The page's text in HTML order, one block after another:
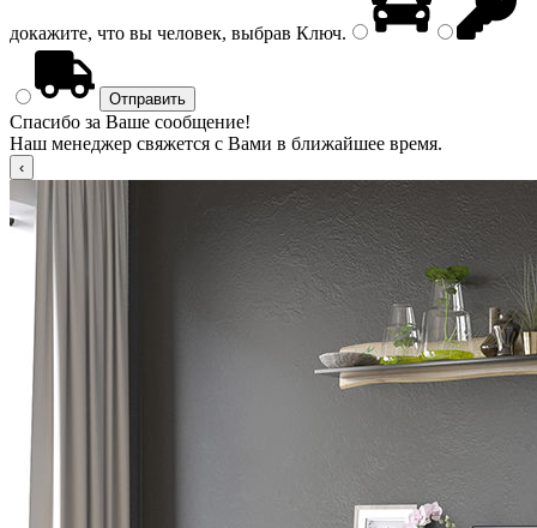
докажите, что вы человек, выбрав Ключ.
Спасибо за Ваше сообщение!
Наш менеджер свяжется с Вами в ближайшее время.